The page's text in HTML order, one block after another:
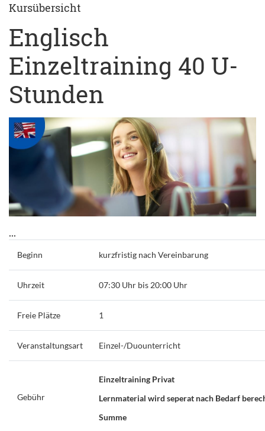
Kursübersicht
Englisch
Einzeltraining 40 U-
Stunden
...
Beginn kurzfristig nach Vereinbarung
Uhrzeit 07:30 Uhr bis 20:00 Uhr
Freie Plätze 1
Veranstaltungsart Einzel-/Duounterricht
Gebühr
Einzeltraining Privat
Lernmaterial wird seperat nach Bedarf
Summe